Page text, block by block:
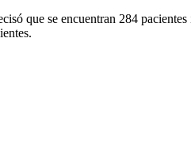
que se encuentran 284